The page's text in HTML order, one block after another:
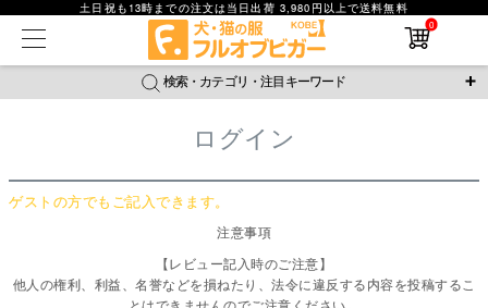
土日祝も13時までの注文は当日出荷 3,980円以上で送料無料
0
検索・カテゴリ・注目キーワード
＼注目ワード／
ジャージ 防蚊 腹巻 撥水レイン ラッシュガード
接触冷感 おそろコーデ
返品・交換について ご利用ガイド
在庫なし商品を表示しない
商品番号
並び順
新着順
検索
ログイン
ゲストの方でもご記入できます。
注意事項
【レビュー記入時のご注意】
他人の権利、利益、名誉などを損ねたり、法令に違反する内容を投稿するこ